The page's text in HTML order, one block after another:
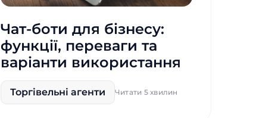
Чат-боти для бізнесу:
функції, переваги та
варіанти використання
Торгівельні агенти Читати 5 хвилин